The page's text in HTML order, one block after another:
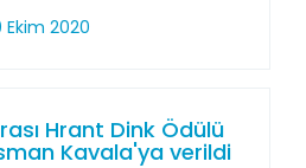
Ekim 2020
Hrant Dink Ödülü
Kavala'ya verildi